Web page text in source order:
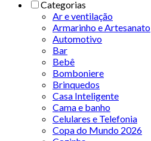
Categorias
Ar e ventilação
Armarinho e Artesanato
Automotivo
Bar
Bebê
Bomboniere
Brinquedos
Casa Inteligente
Cama e banho
Celulares e Telefonia
Copa do Mundo 2026